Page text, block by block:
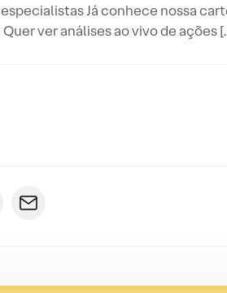
Já conhece nossa
ver análises ao vivo de ações